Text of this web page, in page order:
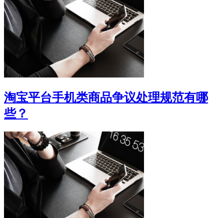
淘宝平台手机类商品争议处理规范有哪
些？